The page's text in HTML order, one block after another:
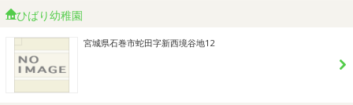
ひばり幼稚園
宮城県石巻市蛇田字新西境谷地12